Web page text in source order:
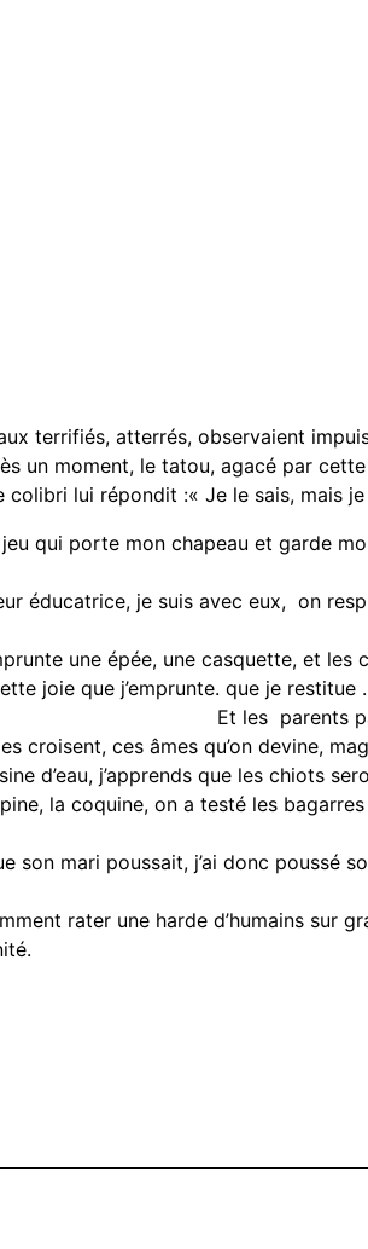
terrifiés, atterrés, observaient
un moment, le tatou, agacé par
colibri lui répondit :« Je le sais, mais
qui porte mon chapeau et garde
éducatrice, je suis avec eux, on
une épée, une casquette, et
joie que j’emprunte. que je restitue
des enfants,
croisent, ces âmes qu’on devine,
d’eau, j’apprends que les chiots
la coquine, on a testé les
mari poussait, j’ai donc poussé
rater une harde d’humains sur